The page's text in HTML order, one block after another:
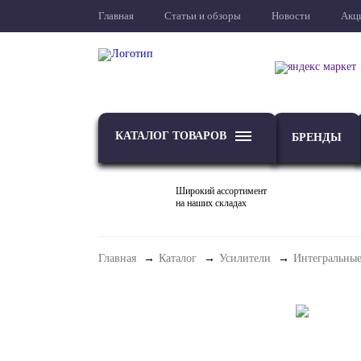
Главная Статьи и обзоры Новости
КАТАЛОГ ТОВАРОВ БРЕНДЫ
Широкий ассортимент
на наших складах
Главная Каталог Усилители